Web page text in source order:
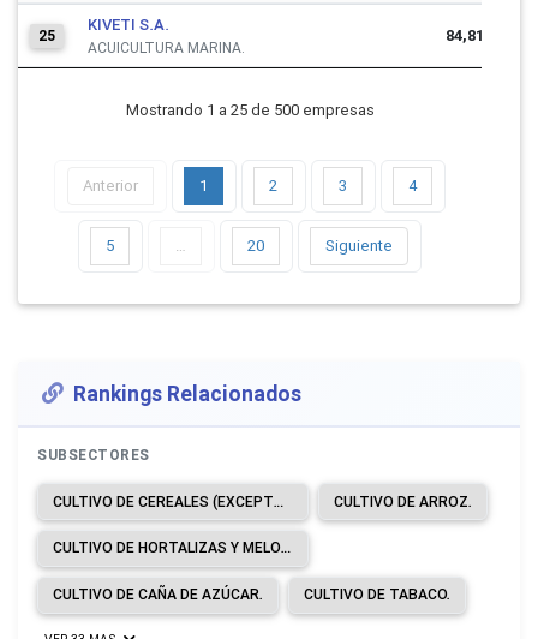
25
KIVETI S.A.
ACUICULTURA MARINA.
84,819,347
Mostrando 1 a 25 de 500 empresas
Anterior 1 2 3 4
5 … 20 Siguiente
Rankings Relacionados
SUBSECTORES
CULTIVO DE CEREALES (EXCEPTO ARROZ), LEGUMBRES Y SEMILLAS OLEAGINOSAS. CULTIVO DE ARROZ.
CULTIVO DE HORTALIZAS Y MELONES, RAÍCES Y TUBÉRCULOS.
CULTIVO DE CAÑA DE AZÚCAR. CULTIVO DE TABACO.